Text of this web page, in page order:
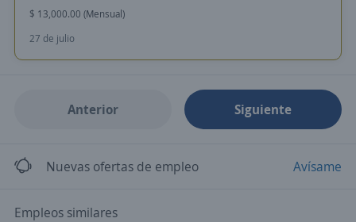
$ 13,000.00 (Mensual)
27 de julio
Anterior Siguiente
Nuevas ofertas de empleo Avísame
Empleos similares